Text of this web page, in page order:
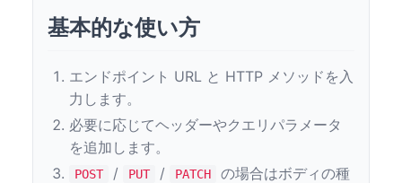
基本的な使い方
エンドポイント URL と HTTP メソッドを入
力します。
必要に応じてヘッダーやクエリパラメータ
を追加します。
POST / PUT / PATCH
の場合はボディの種